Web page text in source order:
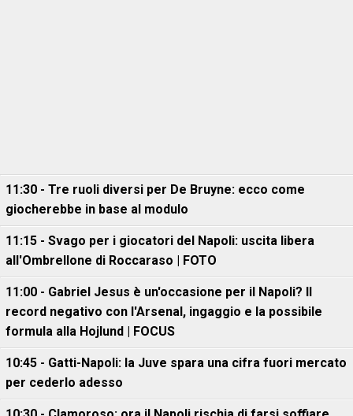
11:30 - Tre ruoli diversi per De Bruyne: ecco come
giocherebbe in base al modulo
11:15 - Svago per i giocatori del Napoli: uscita libera
all'Ombrellone di Roccaraso | FOTO
11:00 - Gabriel Jesus è un'occasione per il Napoli? Il
record negativo con l'Arsenal, ingaggio e la possibile
formula alla Hojlund | FOCUS
10:45 - Gatti-Napoli: la Juve spara una cifra fuori mercato
per cederlo adesso